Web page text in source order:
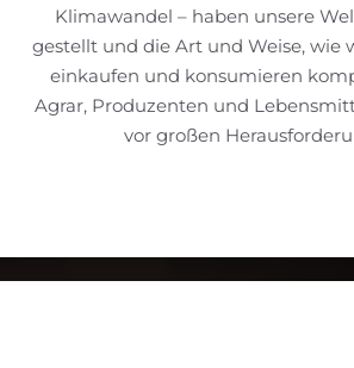
Klimawandel – haben unsere
gestellt und die Art und Weise, wie
einkaufen und konsumieren
Agrar, Produzenten und
vor großen